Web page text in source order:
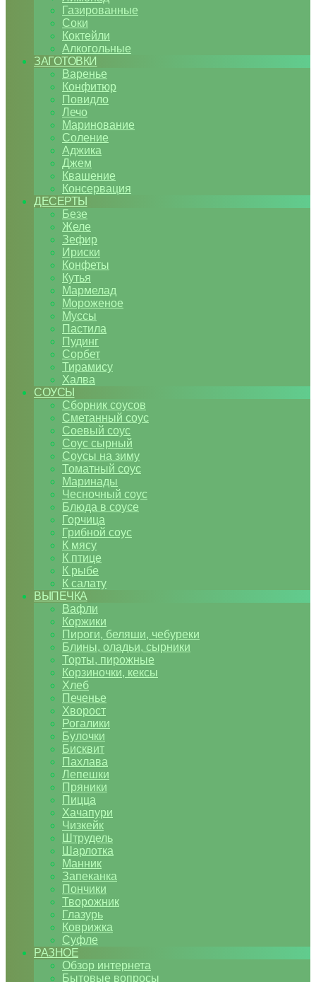
Газированные
Соки
Коктейли
Алкогольные
ЗАГОТОВКИ
Варенье
Конфитюр
Повидло
Лечо
Маринование
Соление
Аджика
Джем
Квашение
Консервация
ДЕСЕРТЫ
Безе
Желе
Зефир
Ириски
Конфеты
Кутья
Мармелад
Мороженое
Муссы
Пастила
Пудинг
Сорбет
Тирамису
Халва
СОУСЫ
Сборник соусов
Сметанный соус
Соевый соус
Соус сырный
Соусы на зиму
Томатный соус
Маринады
Чесночный соус
Блюда в соусе
Горчица
Грибной соус
К мясу
К птице
К рыбе
К салату
ВЫПЕЧКА
Вафли
Коржики
Пироги, беляши, чебуреки
Блины, оладьи, сырники
Торты, пирожные
Корзиночки, кексы
Хлеб
Печенье
Хворост
Рогалики
Булочки
Бисквит
Пахлава
Лепешки
Пряники
Пицца
Хачапури
Чизкейк
Штрудель
Шарлотка
Манник
Запеканка
Пончики
Творожник
Глазурь
Коврижка
Суфле
РАЗНОЕ
Обзор интернета
Бытовые вопросы